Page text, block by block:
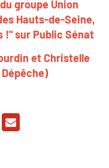
groupe Union
Hauts-de-Seine,
!" sur Public Sénat
et Christelle